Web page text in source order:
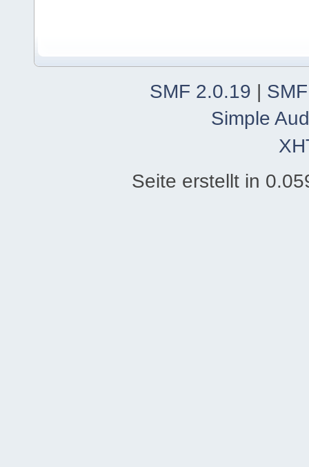
SMF 2.0.19
Simple
Seite erstellt in